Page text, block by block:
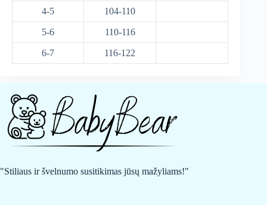
4-5 104-110
5-6 110-116
6-7 116-122
"Stiliaus ir švelnumo susitikimas jūsų mažyliams!"